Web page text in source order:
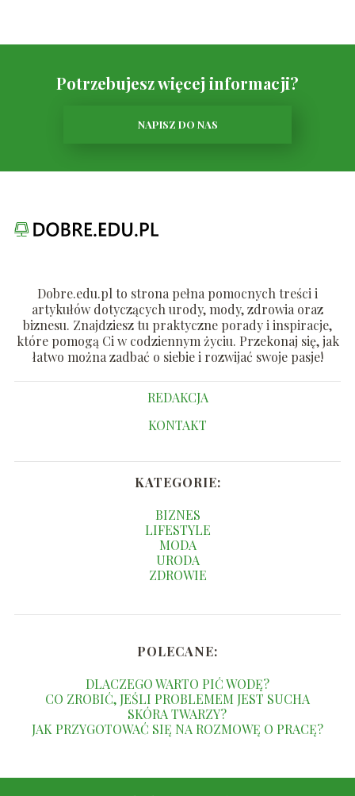
Potrzebujesz więcej informacji?
NAPISZ DO NAS
Dobre.edu.pl to strona pełna pomocnych treści i
artykułów dotyczących urody, mody, zdrowia oraz
biznesu. Znajdziesz tu praktyczne porady i inspiracje,
które pomogą Ci w codziennym życiu. Przekonaj się, jak
łatwo można zadbać o siebie i rozwijać swoje pasje!
REDAKCJA
KONTAKT
KATEGORIE:
BIZNES
LIFESTYLE
MODA
URODA
ZDROWIE
POLECANE:
DLACZEGO WARTO PIĆ WODĘ?
CO ZROBIĆ, JEŚLI PROBLEMEM JEST SUCHA
SKÓRA TWARZY?
JAK PRZYGOTOWAĆ SIĘ NA ROZMOWĘ O PRACĘ?